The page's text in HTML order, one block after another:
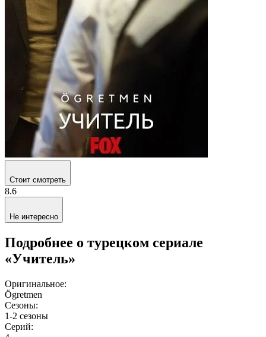
Стоит смотреть
8.6
Не интересно
Подробнее о турецком сериале
«Учитель»
Оригинальное:
Ögretmen
Сезоны:
1-2 сезоны
Серий: